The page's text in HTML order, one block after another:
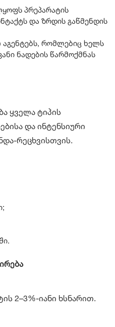
პრეპარატის
და ზრდის გაწმენდის
აგენტებს, რომლებიც ხელს
ნადების წარმოქმნას
ყველა ტიპის
და ინტენსიური
რეცხვისთვის.
2–3%-იანი ხსნარით.